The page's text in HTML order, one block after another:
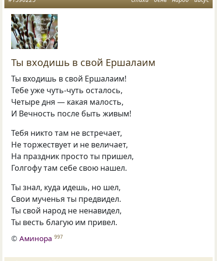
Ты входишь в свой Ершалаим
Ты входишь в свой Ершалаим!
Тебе уже чуть-чуть осталось,
Четыре дня — какая малость,
И Вечность после быть живым!
Тебя никто там не встречает,
Не торжествует и не величает,
На праздник просто ты пришел,
Голгофу там себе свою нашел.
Ты знал, куда идешь, но шел,
Свои мученья ты предвидел.
Ты свой народ не ненавидел,
Ты весть благую им привел.
©Аминора 997